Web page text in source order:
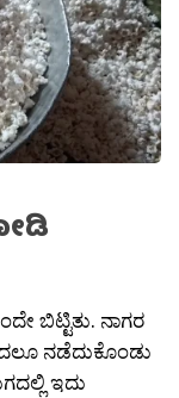
ಬಿಟ್ಟಿತು. ನಾಗರ
ನಡೆದುಕೊಂಡು
ಇದು